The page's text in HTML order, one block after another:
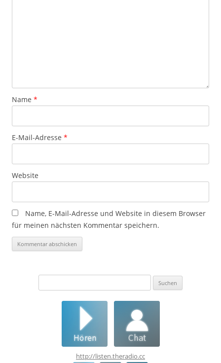
Name *
E-Mail-Adresse *
Website
Name, E-Mail-Adresse und Website in diesem Browser
für meinen nächsten Kommentar speichern.
http://listen.theradio.cc